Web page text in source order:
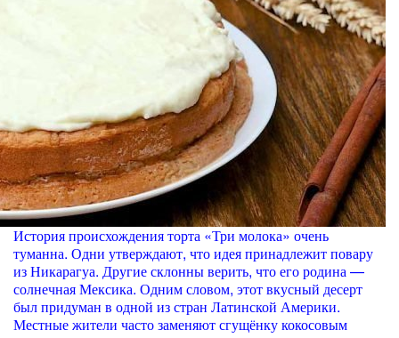
История происхождения торта «Три молока» очень
туманна. Одни утверждают, что идея принадлежит повару
из Никарагуа. Другие склонны верить, что его родина —
солнечная Мексика. Одним словом, этот вкусный десерт
был придуман в одной из стран Латинской Америки.
Местные жители часто заменяют сгущёнку кокосовым